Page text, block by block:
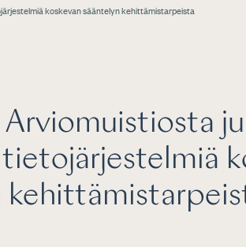
koskevan sääntelyn kehittämistarpeista